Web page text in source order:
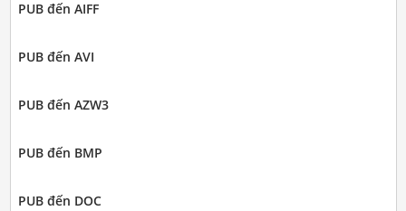
PUB đến AIFF
PUB đến AVI
PUB đến AZW3
PUB đến BMP
PUB đến DOC